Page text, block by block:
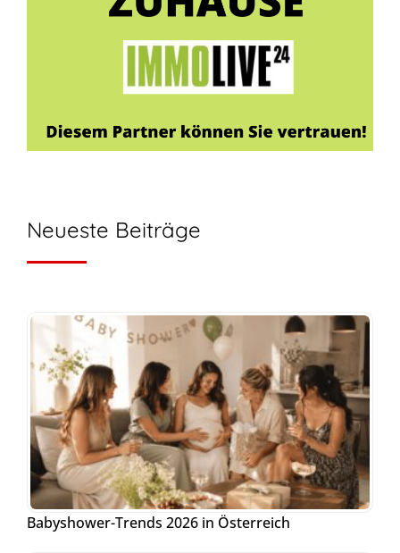
Neueste Beiträge
Babyshower-Trends 2026 in Österreich